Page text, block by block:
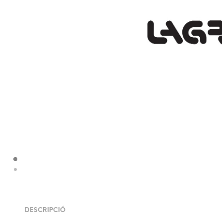
DESCRIPCIÓ